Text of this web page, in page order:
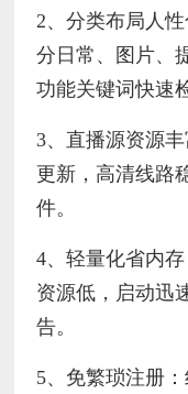
2、分类布局人
分日常、图片、
功能关键词快速
3、直播源资源
更新，高清线路
件。
4、轻量化省内
资源低，启动迅
告。
5、免繁琐注册